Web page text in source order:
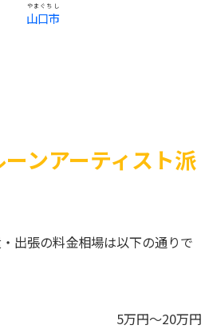
山口市
やまぐちし
ンアーティスト派
出張の料金相場は以下の通りで
5万円～20万円